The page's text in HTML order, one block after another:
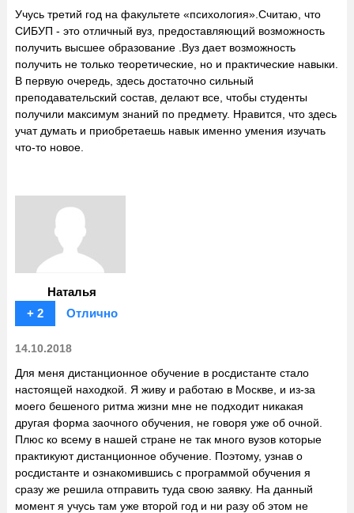
Учусь третий год на факультете «психология».Считаю, что
СИБУП - это отличный вуз, предоставляющий возможность
получить высшее образование .Вуз дает возможность
получить не только теоретические, но и практические навыки.
В первую очередь, здесь достаточно сильный
преподавательский состав, делают все, чтобы студенты
получили максимум знаний по предмету. Нравится, что здесь
учат думать и приобретаешь навык именно умения изучать
что-то новое.
Наталья
+ 2
Отлично
14.10.2018
Для меня дистанционное обучение в росдистанте стало
настоящей находкой. Я живу и работаю в Москве, и из-за
моего бешеного ритма жизни мне не подходит никакая
другая форма заочного обучения, не говоря уже об очной.
Плюс ко всему в нашей стране не так много вузов которые
практикуют дистанционное обучение. Поэтому, узнав о
росдистанте и ознакомившись с программой обучения я
сразу же решила отправить туда свою заявку. На данный
момент я учусь там уже второй год и ни разу об этом не